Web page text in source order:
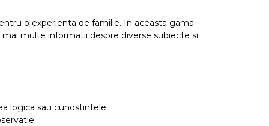
o experienta de familie. In aceasta gama
multe informatii despre diverse subiecte si
logica sau cunostintele.